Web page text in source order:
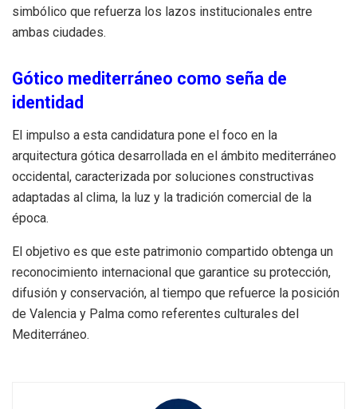
simbólico que refuerza los lazos institucionales entre
ambas ciudades.
Gótico mediterráneo como seña de
identidad
El impulso a esta candidatura pone el foco en la
arquitectura gótica desarrollada en el ámbito mediterráneo
occidental, caracterizada por soluciones constructivas
adaptadas al clima, la luz y la tradición comercial de la
época.
El objetivo es que este patrimonio compartido obtenga un
reconocimiento internacional que garantice su protección,
difusión y conservación, al tiempo que refuerce la posición
de Valencia y Palma como referentes culturales del
Mediterráneo.